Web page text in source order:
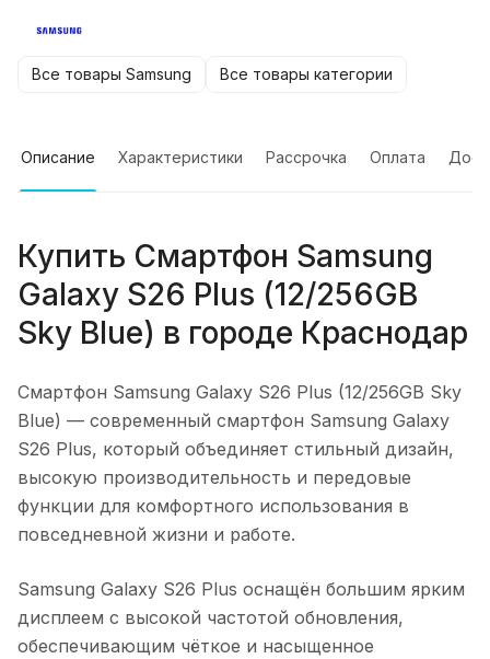
Все товары Samsung Все товары категории
Описание Характеристики Рассрочка Оплата
Купить Смартфон Samsung
Galaxy S26 Plus (12/256GB
Sky Blue) в городе Краснодар
Смартфон Samsung Galaxy S26 Plus (12/256GB Sky
Blue) — современный смартфон Samsung Galaxy
S26 Plus, который объединяет стильный дизайн,
высокую производительность и передовые
функции для комфортного использования в
повседневной жизни и работе.
Samsung Galaxy S26 Plus оснащён большим ярким
дисплеем с высокой частотой обновления,
обеспечивающим чёткое и насыщенное